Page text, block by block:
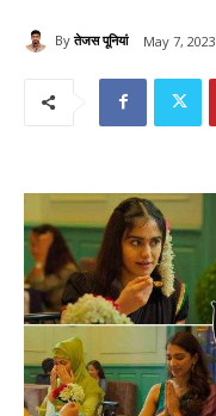
By तेजस पूनियां May 7, 2023